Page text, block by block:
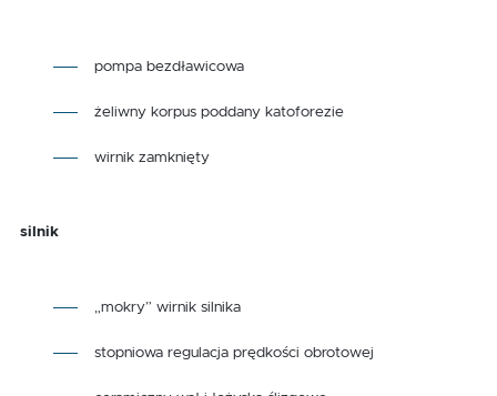
pompa bezdławicowa
żeliwny korpus poddany katoforezie
wirnik zamknięty
silnik
„mokry” wirnik silnika
stopniowa regulacja prędkości obrotowej